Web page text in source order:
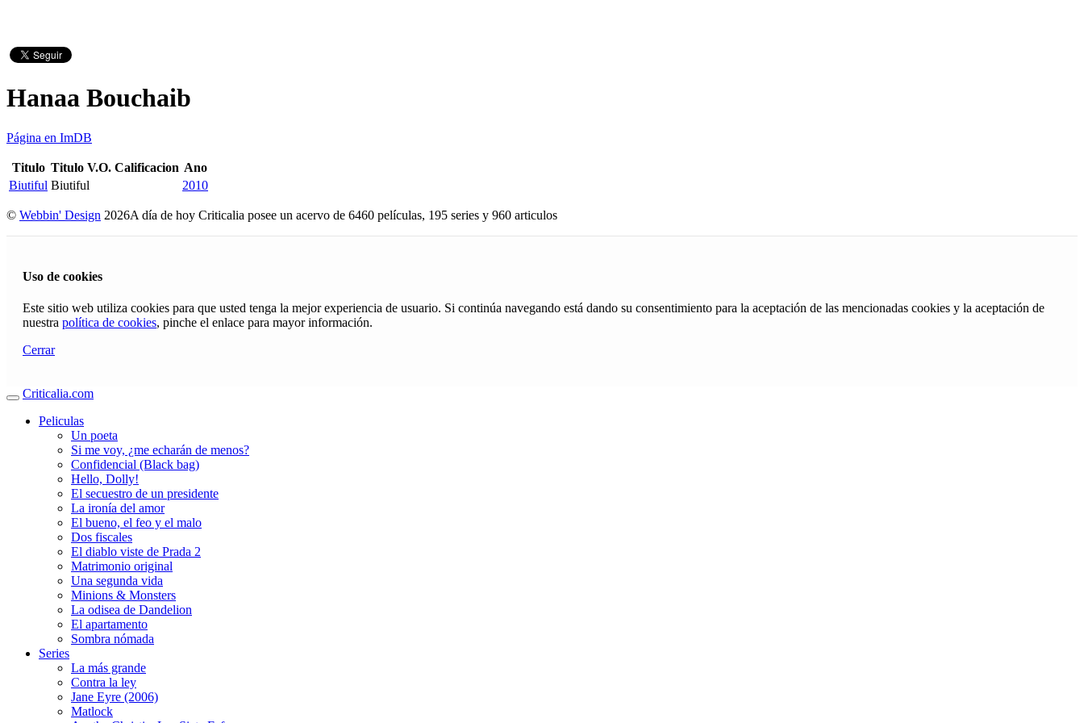
Hanaa Bouchaib
Página en ImDB
Titulo Titulo V.O. Calificacion Ano
Biutiful Biutiful 2010
© Webbin' Design 2026A día de hoy Criticalia posee un acervo de 6460 películas, 195 series y 960 articulos
Uso de cookies
Este sitio web utiliza cookies para que usted tenga la mejor experiencia de usuario. Si continúa navegando está dando su consentimiento para la aceptación de las mencionadas cookies y la aceptación de
nuestra política de cookies, pinche el enlace para mayor información.
Cerrar
Criticalia.com
Peliculas
Un poeta
Si me voy, ¿me echarán de menos?
Confidencial (Black bag)
Hello, Dolly!
El secuestro de un presidente
La ironía del amor
El bueno, el feo y el malo
Dos fiscales
El diablo viste de Prada 2
Matrimonio original
Una segunda vida
Minions & Monsters
La odisea de Dandelion
El apartamento
Sombra nómada
Series
La más grande
Contra la ley
Jane Eyre (2006)
Matlock